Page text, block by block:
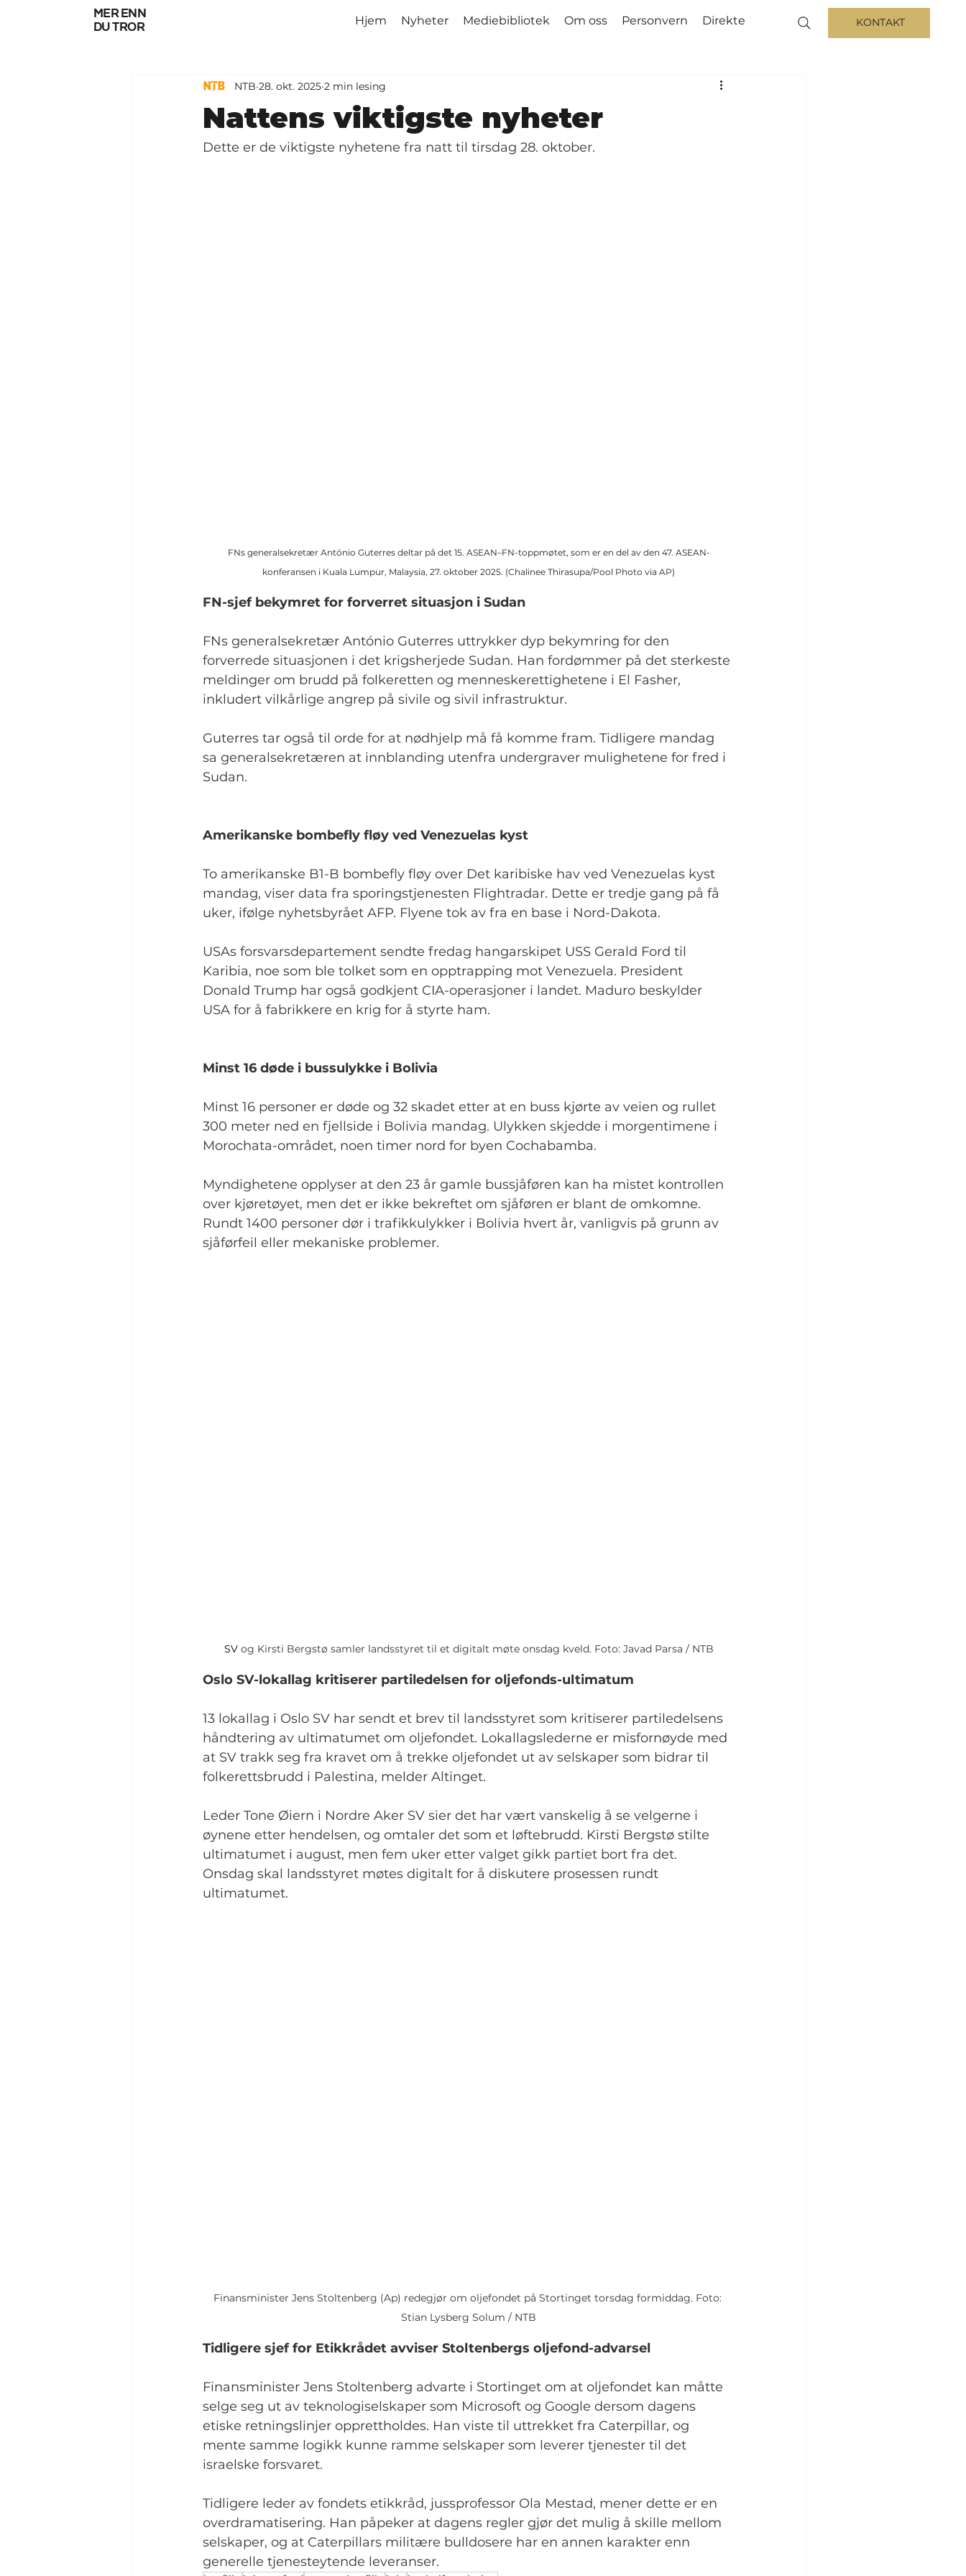
mer enn
du tror
Hjem Nyheter Mediebibliotek Om oss Personvern Direkte KONTAKT
Nattens viktigste nyheter
NTB 28. okt. 2025 2 min lesing
Dette er de viktigste nyhetene fra natt til tirsdag 28. oktober.
FNs generalsekretær António Guterres deltar på det 15. ASEAN–FN-toppmøtet, som er en del av den 47. ASEAN-
konferansen i Kuala Lumpur, Malaysia, 27. oktober 2025. (Chalinee Thirasupa/Pool Photo via AP)
FN-sjef bekymret for forverret situasjon i Sudan
FNs generalsekretær António Guterres uttrykker dyp bekymring for den
forverrede situasjonen i det krigsherjede Sudan. Han fordømmer på det sterkeste
meldinger om brudd på folkeretten og menneskerettighetene i El Fasher,
inkludert vilkårlige angrep på sivile og sivil infrastruktur.
Guterres tar også til orde for at nødhjelp må få komme fram. Tidligere mandag
sa generalsekretæren at innblanding utenfra undergraver mulighetene for fred i
Sudan.
Amerikanske bombefly fløy ved Venezuelas kyst
To amerikanske B1-B bombefly fløy over Det karibiske hav ved Venezuelas kyst
mandag, viser data fra sporingstjenesten Flightradar. Dette er tredje gang på få
uker, ifølge nyhetsbyrået AFP. Flyene tok av fra en base i Nord-Dakota.
USAs forsvarsdepartement sendte fredag hangarskipet USS Gerald Ford til
Karibia, noe som ble tolket som en opptrapping mot Venezuela. President
Donald Trump har også godkjent CIA-operasjoner i landet. Maduro beskylder
USA for å fabrikkere en krig for å styrte ham.
Minst 16 døde i bussulykke i Bolivia
Minst 16 personer er døde og 32 skadet etter at en buss kjørte av veien og rullet
300 meter ned en fjellside i Bolivia mandag. Ulykken skjedde i morgentimene i
Morochata-området, noen timer nord for byen Cochabamba.
Myndighetene opplyser at den 23 år gamle bussjåføren kan ha mistet kontrollen
over kjøretøyet, men det er ikke bekreftet om sjåføren er blant de omkomne.
Rundt 1400 personer dør i trafikkulykker i Bolivia hvert år, vanligvis på grunn av
sjåførfeil eller mekaniske problemer.
SV og Kirsti Bergstø samler landsstyret til et digitalt møte onsdag kveld. Foto: Javad Parsa / NTB
Oslo SV-lokallag kritiserer partiledelsen for oljefonds-ultimatum
13 lokallag i Oslo SV har sendt et brev til landsstyret som kritiserer partiledelsens
håndtering av ultimatumet om oljefondet. Lokallagslederne er misfornøyde med
at SV trakk seg fra kravet om å trekke oljefondet ut av selskaper som bidrar til
folkerettsbrudd i Palestina, melder Altinget.
Leder Tone Øiern i Nordre Aker SV sier det har vært vanskelig å se velgerne i
øynene etter hendelsen, og omtaler det som et løftebrudd. Kirsti Bergstø stilte
ultimatumet i august, men fem uker etter valget gikk partiet bort fra det.
Onsdag skal landsstyret møtes digitalt for å diskutere prosessen rundt
ultimatumet.
Finansminister Jens Stoltenberg (Ap) redegjør om oljefondet på Stortinget torsdag formiddag. Foto:
Stian Lysberg Solum / NTB
Tidligere sjef for Etikkrådet avviser Stoltenbergs oljefond-advarsel
Finansminister Jens Stoltenberg advarte i Stortinget om at oljefondet kan måtte
selge seg ut av teknologiselskaper som Microsoft og Google dersom dagens
etiske retningslinjer opprettholdes. Han viste til uttrekket fra Caterpillar, og
mente samme logikk kunne ramme selskaper som leverer tjenester til det
israelske forsvaret.
Tidligere leder av fondets etikkråd, jussprofessor Ola Mestad, mener dette er en
overdramatisering. Han påpeker at dagens regler gjør det mulig å skille mellom
selskaper, og at Caterpillars militære bulldosere har en annen karakter enn
generelle tjenesteytende leveranser.